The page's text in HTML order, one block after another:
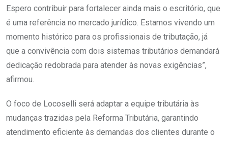
Espero contribuir para fortalecer ainda mais o escritório, que
é uma referência no mercado jurídico. Estamos vivendo um
momento histórico para os profissionais de tributação, já
que a convivência com dois sistemas tributários demandará
dedicação redobrada para atender às novas exigências”,
afirmou.
O foco de Locoselli será adaptar a equipe tributária às
mudanças trazidas pela Reforma Tributária, garantindo
atendimento eficiente às demandas dos clientes durante o